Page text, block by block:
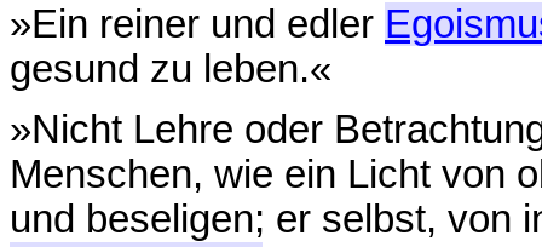
»Ein reiner und edler
gesund zu leben.«
»Nicht Lehre oder
Menschen, wie ein Licht von
und beseligen; er selbst, von